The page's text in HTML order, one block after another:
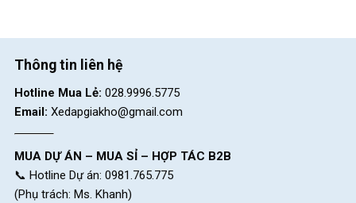
Thông tin liên hệ
Hotline Mua Lẻ: 028.9996.5775
Email: Xedapgiakho@gmail.com
MUA DỰ ÁN – MUA SỈ – HỢP TÁC B2B
📞 Hotline Dự án: 0981.765.775
(Phụ trách: Ms. Khanh)